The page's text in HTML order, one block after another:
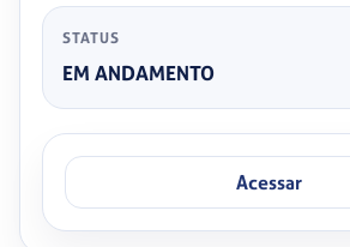
STATUS
EM ANDAMENTO
Acessar